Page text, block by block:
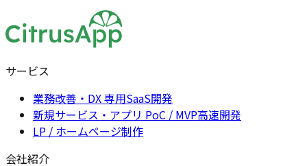
サービス
業務改善・DX 専用SaaS開発
新規サービス・アプリ PoC / MVP高速開発
LP / ホームページ制作
会社紹介